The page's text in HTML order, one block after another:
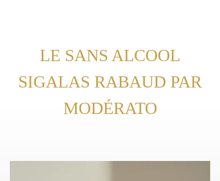
LE SANS ALCOOL
SIGALAS RABAUD PAR
MODÉRATO